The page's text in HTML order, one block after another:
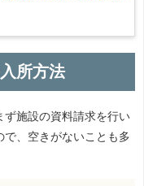
所方法
ず施設の資料請求を行い
で、空きがないことも多